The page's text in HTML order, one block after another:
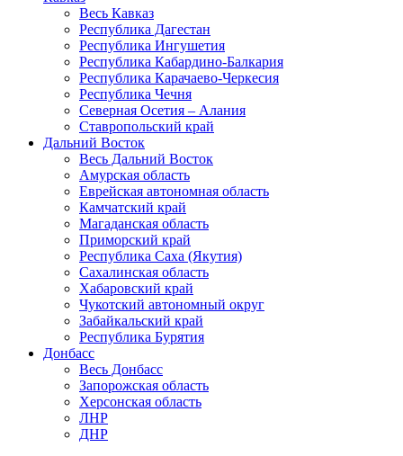
Весь Кавказ
Республика Дагестан
Республика Ингушетия
Республика Кабардино-Балкария
Республика Карачаево-Черкесия
Республика Чечня
Северная Осетия – Алания
Ставропольский край
Дальний Восток
Весь Дальний Восток
Амурская область
Еврейская автономная область
Камчатский край
Магаданская область
Приморский край
Республика Саха (Якутия)
Сахалинская область
Хабаровский край
Чукотский автономный округ
Забайкальский край
Республика Бурятия
Донбасс
Весь Донбасс
Запорожская область
Херсонская область
ЛНР
ДНР